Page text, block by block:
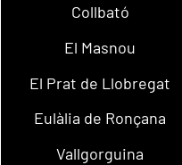
Collbató
El Masnou
El Prat de Llobregat
Eulàlia de Ronçana
Vallgorguina